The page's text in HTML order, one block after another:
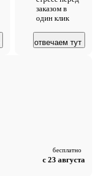
заказом в
один клик
отвечаем тут
бесплатно
с 23 августа